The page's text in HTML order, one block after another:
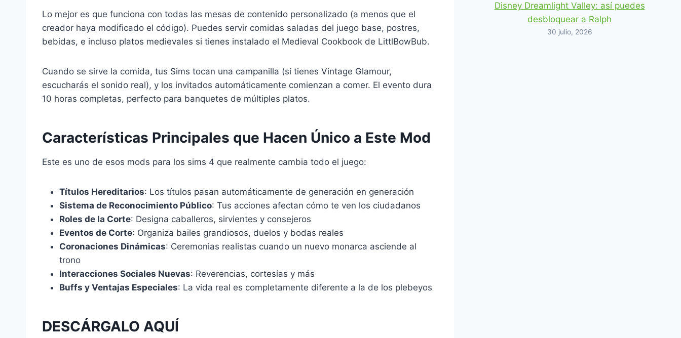
Lo mejor es que funciona con todas las mesas de contenido personalizado (a menos que el
creador haya modificado el código). Puedes servir comidas saladas del juego base, postres,
bebidas, e incluso platos medievales si tienes instalado el Medieval Cookbook de LittlBowBub.
Cuando se sirve la comida, tus Sims tocan una campanilla (si tienes Vintage Glamour,
escucharás el sonido real), y los invitados automáticamente comienzan a comer. El evento dura
10 horas completas, perfecto para banquetes de múltiples platos.
Características Principales que Hacen Único a Este Mod
Este es uno de esos mods para los sims 4 que realmente cambia todo el juego:
Títulos Hereditarios: Los títulos pasan automáticamente de generación en generación
Sistema de Reconocimiento Público: Tus acciones afectan cómo te ven los ciudadanos
Roles de la Corte: Designa caballeros, sirvientes y consejeros
Eventos de Corte: Organiza bailes grandiosos, duelos y bodas reales
Coronaciones Dinámicas: Ceremonias realistas cuando un nuevo monarca asciende al
trono
Interacciones Sociales Nuevas: Reverencias, cortesías y más
Buffs y Ventajas Especiales: La vida real es completamente diferente a la de los plebeyos
DESCÁRGALO AQUÍ
Disney Dreamlight Valley: así puedes
desbloquear a Ralph
30 julio, 2026